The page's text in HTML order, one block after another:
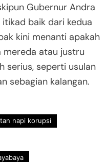
Gubernur Andra
baik dari kedua
kini menanti apakah
mereda atau justru
serius, seperti usulan
sebagian kalangan.
napi korupsi